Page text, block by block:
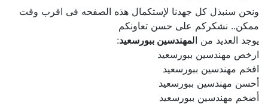
ونحن سنبذل كل جهدنا لإستكمال هذه الصفحه فى اقرب وقت
ممكن.. نشكركم على حسن تعاونكم
يوجد العديد من ال مهندسين ببورسعيد:
ارخص مهندسين ببورسعيد
افخم مهندسين ببورسعيد
أحسن مهندسين ببورسعيد
أضخم مهندسين ببورسعيد